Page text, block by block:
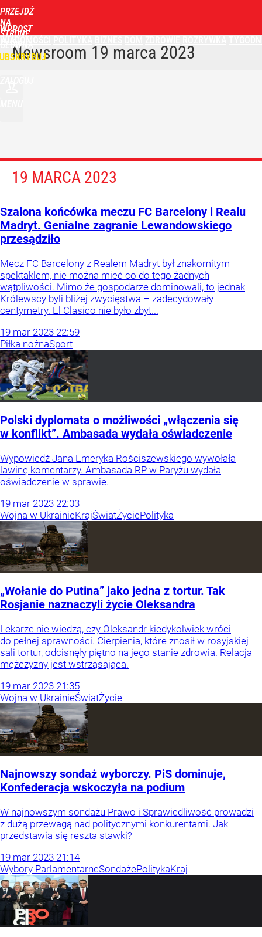
PRZEJDŹ
NA
STRONĘ
GŁÓWNĄ
WPROST
Newsroom 19 marca 2023
19 MARCA 2023
Szalona końcówka meczu FC Barcelony i Realu
Madryt. Genialne zagranie Lewandowskiego
przesądziło
Mecz FC Barcelony z Realem Madryt był znakomitym
spektaklem, nie można mieć co do tego żadnych
wątpliwości. Mimo że gospodarze dominowali, to jednak
Królewscy byli bliżej zwycięstwa – zadecydowały
centymetry. El Clasico nie było zbyt...
19 mar 2023 22:59
Piłka nożnaSport
Polski dyplomata o możliwości „włączenia się
w konflikt”. Ambasada wydała oświadczenie
Wypowiedź Jana Emeryka Rościszewskiego wywołała
lawinę komentarzy. Ambasada RP w Paryżu wydała
oświadczenie w sprawie.
19 mar 2023 22:03
Wojna w UkrainieKrajŚwiatŻyciePolityka
„Wołanie do Putina” jako jedna z tortur. Tak
Rosjanie naznaczyli życie Oleksandra
Lekarze nie wiedzą, czy Oleksandr kiedykolwiek wróci
do pełnej sprawności. Cierpienia, które znosił w rosyjskiej
sali tortur, odcisnęły piętno na jego stanie zdrowia. Relacja
mężczyzny jest wstrząsająca.
19 mar 2023 21:35
Wojna w UkrainieŚwiatŻycie
Najnowszy sondaż wyborczy. PiS dominuje,
Konfederacja wskoczyła na podium
W najnowszym sondażu Prawo i Sprawiedliwość prowadzi
z dużą przewagą nad politycznymi konkurentami. Jak
przedstawia się reszta stawki?
19 mar 2023 21:14
Wybory ParlamentarneSondażePolitykaKraj